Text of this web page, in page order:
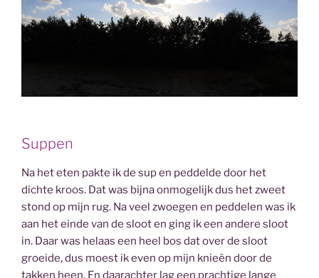
Suppen
Na het eten pakte ik de sup en peddelde door het
dichte kroos. Dat was bijna onmogelijk dus het zweet
stond op mijn rug. Na veel zwoegen en peddelen was ik
aan het einde van de sloot en ging ik een andere sloot
in. Daar was helaas een heel bos dat over de sloot
groeide, dus moest ik even op mijn knieën door de
takken heen. En daarachter lag een prachtige lange